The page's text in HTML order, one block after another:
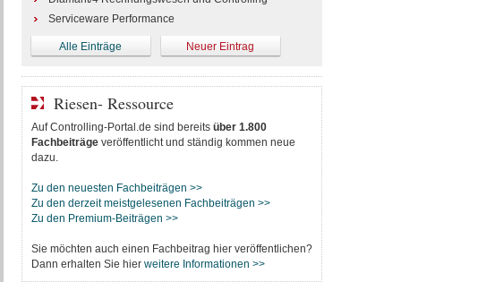
Serviceware Performance
Alle Einträge Neuer Eintrag
Riesen- Ressource
Auf Controlling-Portal.de sind bereits über 1.800
Fachbeiträgeveröffentlicht und ständig kommen neue
dazu.
Zu den neuesten Fachbeiträgen >>
Zu den derzeit meistgelesenen Fachbeiträgen >>
Zu den Premium-Beiträgen >>
Sie möchten auch einen Fachbeitrag hier veröffentlichen?
Dann erhalten Sie hier weitere Informationen >>